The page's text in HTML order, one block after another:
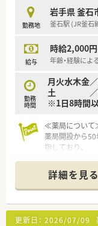
勤務地
岩手県 釜石
釜石駅 (JR釜石
給与
時給2,000
年齢・経験によ
勤務
時間
月火水木金／
土 ／9：00
※1日8時間
≪薬局につい
薬局開設から50
指しており、
です。
学校薬剤師や
地域社会との関
住宅手当もあり
社員もご相談く
詳細を見る
更新日： 2026/07/09